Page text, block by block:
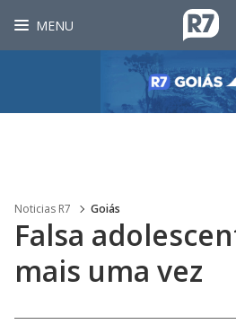
MENU
Noticias R7 Goiás
Falsa
mais uma vez